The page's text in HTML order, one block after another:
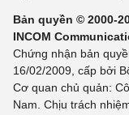
Bản quyền © 2000-
INCOM
Chứng nhận bản
16/02/2009, cấp bởi
Cơ quan chủ quản:
Nam. Chịu trách